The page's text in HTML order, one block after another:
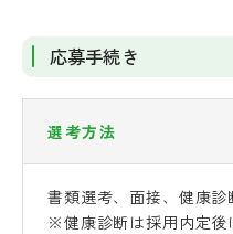
応募手続き
選考方法
書類選考、面接、健康診
※健康診断は採用内定後